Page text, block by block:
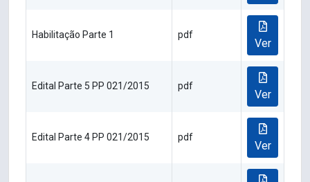
Habilitação Parte 1 pdf
Ver
Edital Parte 5 PP 021/2015 pdf
Ver
Edital Parte 4 PP 021/2015 pdf
Ver